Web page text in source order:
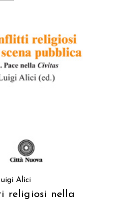
LEGGI TUTTO
Alici
religiosi nella